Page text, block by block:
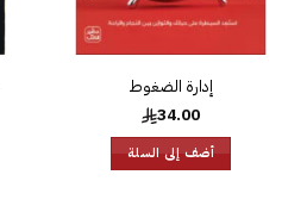
إدارة الضغوط
34.00
أضف إلى السلة